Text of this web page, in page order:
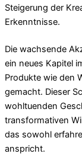
Steigerung der
Erkenntnisse.
Die wachsende
ein neues Kapitel
Produkte wie den
gemacht. Dieser
wohltuenden
transformativen
das sowohl
anspricht.